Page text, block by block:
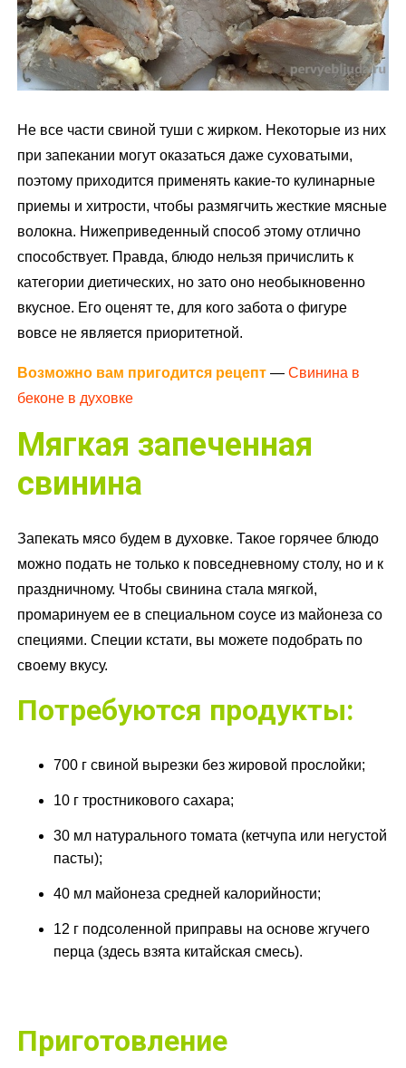
Не все части свиной туши с жирком. Некоторые из них
при запекании могут оказаться даже суховатыми,
поэтому приходится применять какие-то кулинарные
приемы и хитрости, чтобы размягчить жесткие мясные
волокна. Нижеприведенный способ этому отлично
способствует. Правда, блюдо нельзя причислить к
категории диетических, но зато оно необыкновенно
вкусное. Его оценят те, для кого забота о фигуре
вовсе не является приоритетной.
Возможно вам пригодится рецепт —Свинина в
беконе в духовке
Мягкая запеченная
свинина
Запекать мясо будем в духовке. Такое горячее блюдо
можно подать не только к повседневному столу, но и к
праздничному. Чтобы свинина стала мягкой,
промаринуем ее в специальном соусе из майонеза со
специями. Специи кстати, вы можете подобрать по
своему вкусу.
Потребуются продукты:
700 г свиной вырезки без жировой прослойки;
10 г тростникового сахара;
30 мл натурального томата (кетчупа или негустой
пасты);
40 мл майонеза средней калорийности;
12 г подсоленной приправы на основе жгучего
перца (здесь взята китайская смесь).
Приготовление